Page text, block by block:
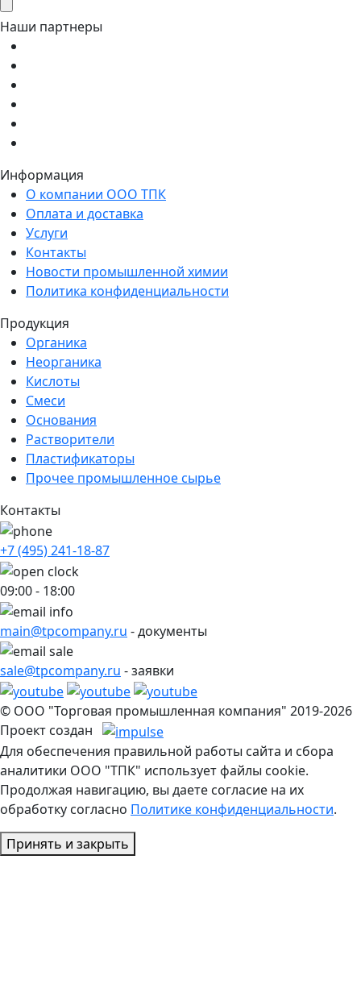
Наши партнеры
Информация
О компании ООО ТПК
Оплата и доставка
Услуги
Контакты
Новости промышленной химии
Политика конфиденциальности
Продукция
Органика
Неорганика
Кислоты
Смеси
Основания
Растворители
Пластификаторы
Прочее промышленное сырье
Контакты
+7 (495) 241-18-87
09:00 - 18:00
main@tpcompany.ru - документы
sale@tpcompany.ru - заявки
© ООО "Торговая промышленная компания" 2019-2026
Проект создан
Для обеспечения правильной работы сайта и сбора
аналитики ООО "ТПК" использует файлы cookie.
Продолжая навигацию, вы даете согласие на их
обработку согласно Политике конфиденциальности.
Принять и закрыть